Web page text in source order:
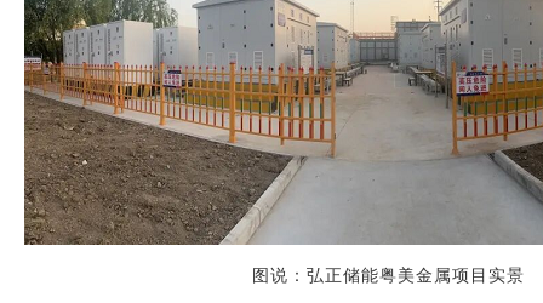
图说：弘正储能粤美金 属项目实景